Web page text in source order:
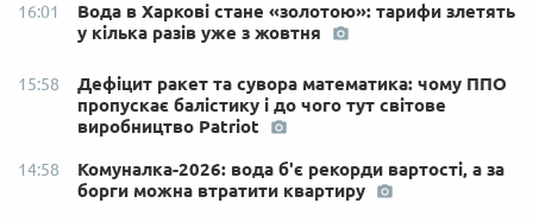
16:01
Вода в Харкові стане «золотою»: тарифи злетять
у кілька разів уже з жовтня
15:58
Дефіцит ракет та сувора математика: чому ППО
пропускає балістику і до чого тут світове
виробництво Patriot
14:58
Комуналка-2026: вода б'є рекорди вартості, а за
борги можна втратити квартиру